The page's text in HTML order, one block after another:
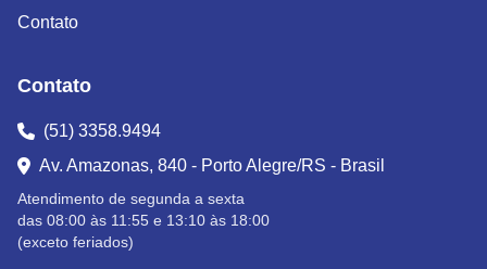
Contato
Contato
(51) 3358.9494
Av. Amazonas, 840 - Porto Alegre/RS - Brasil
Atendimento de segunda a sexta
das 08:00 às 11:55 e 13:10 às 18:00
(exceto feriados)